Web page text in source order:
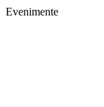
Evenimente